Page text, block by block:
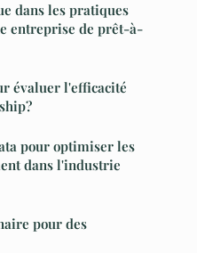
dans les pratiques
entreprise de prêt-à-
évaluer l'efficacité
pour optimiser les
dans l'industrie
pour des